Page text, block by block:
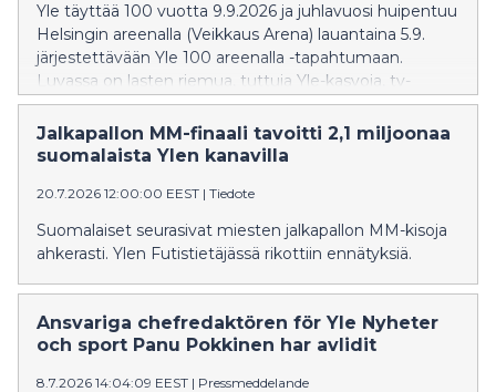
Yle täyttää 100 vuotta 9.9.2026 ja juhlavuosi huipentuu
Helsingin areenalla (Veikkaus Arena) lauantaina 5.9.
järjestettävään Yle 100 areenalla -tapahtumaan.
Luvassa on lasten riemua, tuttuja Yle-kasvoja, tv-
ohjelmia ja kotimaisen musiikin kärkinimiä sekä
suomalaista metallimusiikkia RSO:n tahtiin.
Jalkapallon MM-finaali tavoitti 2,1 miljoonaa
suomalaista Ylen kanavilla
20.7.2026 12:00:00 EEST | Tiedote
Suomalaiset seurasivat miesten jalkapallon MM-kisoja
ahkerasti. Ylen Futistietäjässä rikottiin ennätyksiä.
Ansvariga chefredaktören för Yle Nyheter
och sport Panu Pokkinen har avlidit
8.7.2026 14:04:09 EEST | Pressmeddelande